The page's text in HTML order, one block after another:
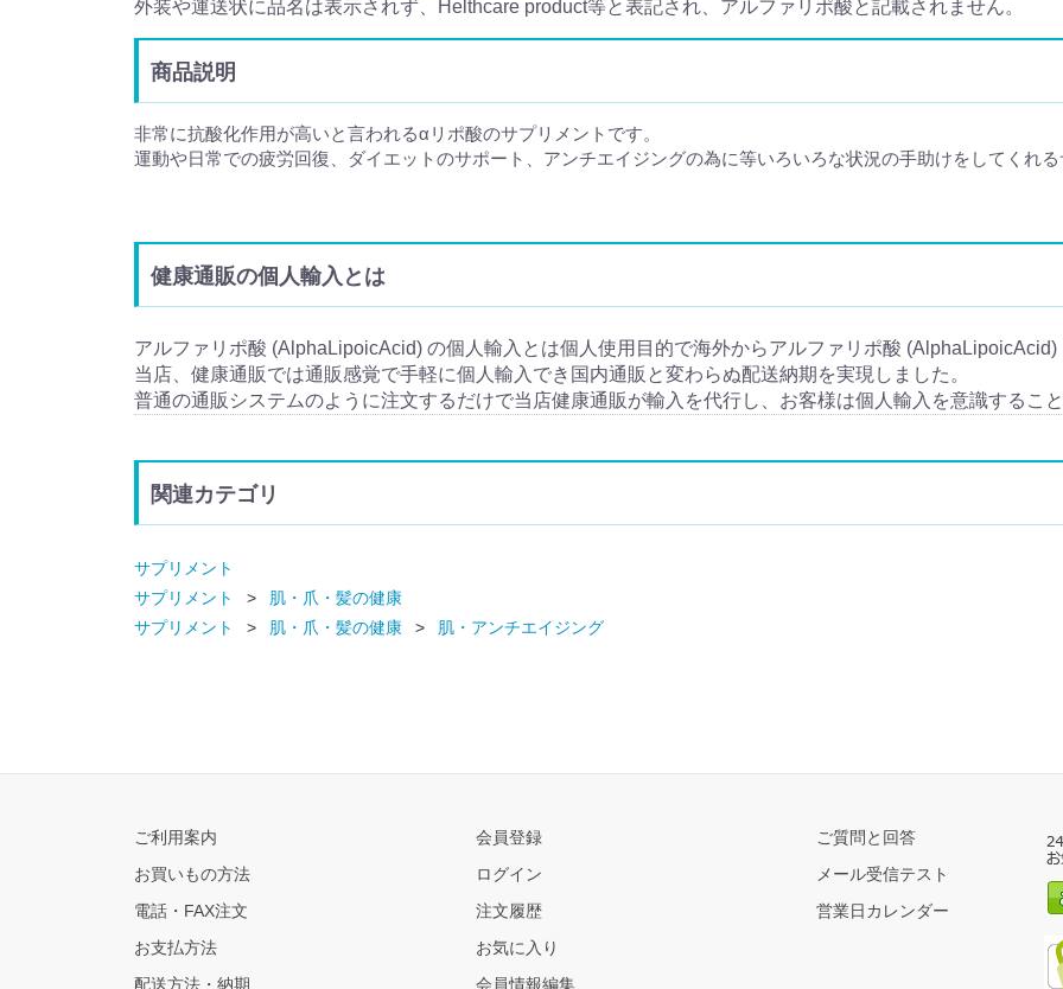
外装や運送状に品名は表示されず、Helthcare product等と表記され、アルファリポ酸と記載されません。
商品説明
非常に抗酸化作用が高いと言われるαリポ酸のサプリメントです。
運動や日常での疲労回復、ダイエットのサポート、アンチエイジングの為に等いろいろな状況の手助けをしてくれる
健康通販の個人輸入とは
アルファリポ酸 (AlphaLipoicAcid) の個人輸入とは個人使用目的で海外からアルファリポ酸 (AlphaLipoicAcid)
当店、健康通販では通販感覚で手軽に個人輸入でき国内通販と変わらぬ配送納期を実現しました。
普通の通販システムのように注文するだけで当店健康通販が輸入を代行し、お客様は個人輸入を意識するこ
関連カテゴリ
サプリメント
サプリメント
肌・爪・髪の健康
サプリメント
肌・爪・髪の健康 肌・アンチエイジング
ご利用案内
お買いもの方法
電話・FAX注文
お支払方法
配送方法・納期
会員登録
ログイン
注文履歴
お気に入り
会員情報編集
ご質問と回答
メール受信テスト
営業日カレンダー